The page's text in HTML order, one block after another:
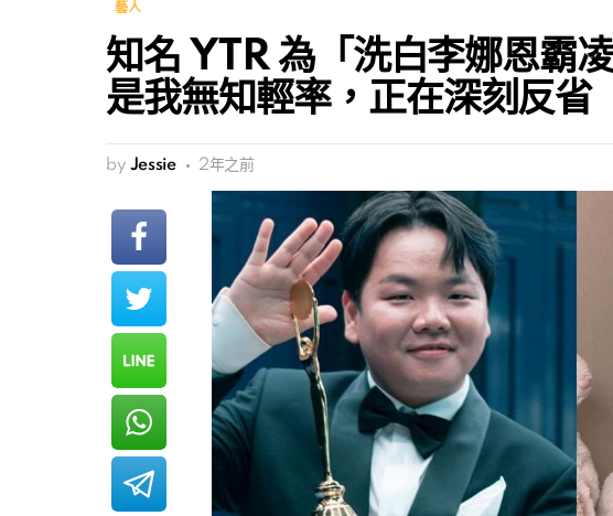
藝人
知名 YTR 為「洗白李娜恩霸
是我無知輕率，正在深刻反省
by Jessie 2年之前